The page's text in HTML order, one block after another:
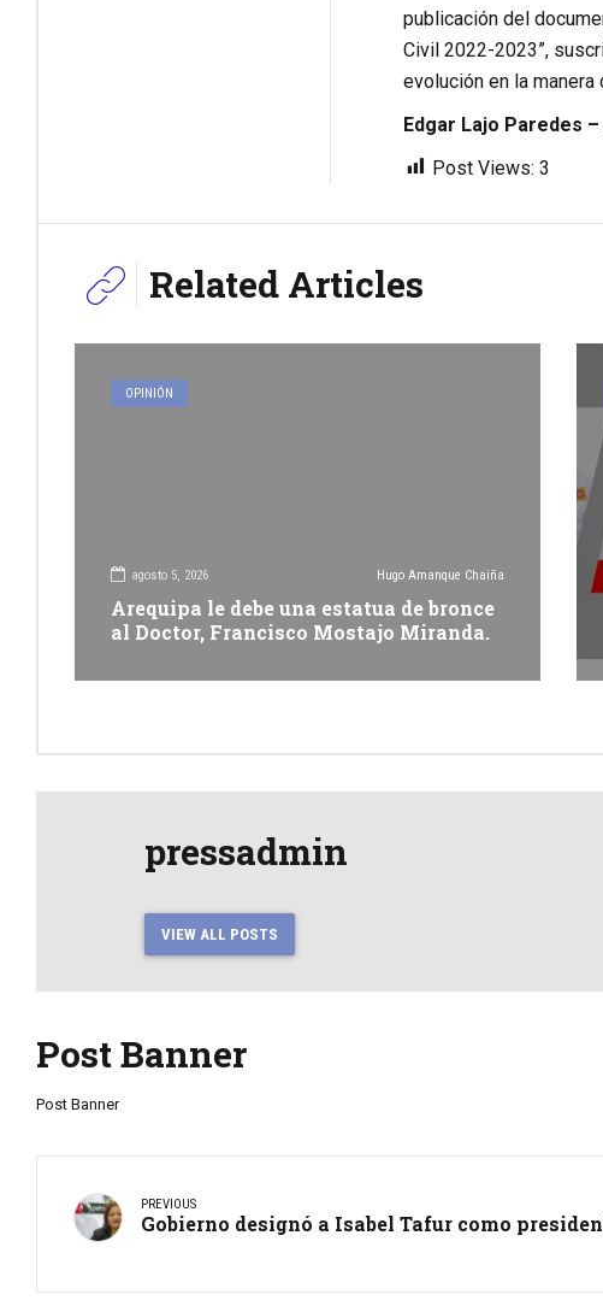
publicación del
Civil 2022-2023”,
evolución en la
Edgar Lajo Paredes
Post Views: 3
Related Articles
OPINIÓN
agosto 5, 2026 Hugo Amanque Chaiña
Arequipa le debe una estatua de bronce
al Doctor, Francisco Mostajo Miranda.
pressadmin
VIEW ALL POSTS
Post Banner
Post Banner
PREVIOUS
Gobierno designó a Isabel Tafur como